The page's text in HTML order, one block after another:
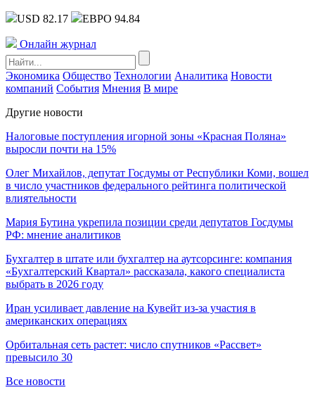
USD 82.17 ЕВРО 94.84
Онлайн журнал
Экономика Общество Технологии Аналитика Новости
компаний События Мнения В мире
Другие новости
Налоговые поступления игорной зоны «Красная Поляна»
выросли почти на 15%
Олег Михайлов, депутат Госдумы от Республики Коми, вошел
в число участников федерального рейтинга политической
влиятельности
Мария Бутина укрепила позиции среди депутатов Госдумы
РФ: мнение аналитиков
Бухгалтер в штате или бухгалтер на аутсорсинге: компания
«Бухгалтерский Квартал» рассказала, какого специалиста
выбрать в 2026 году
Иран усиливает давление на Кувейт из-за участия в
американских операциях
Орбитальная сеть растет: число спутников «Рассвет»
превысило 30
Все новости